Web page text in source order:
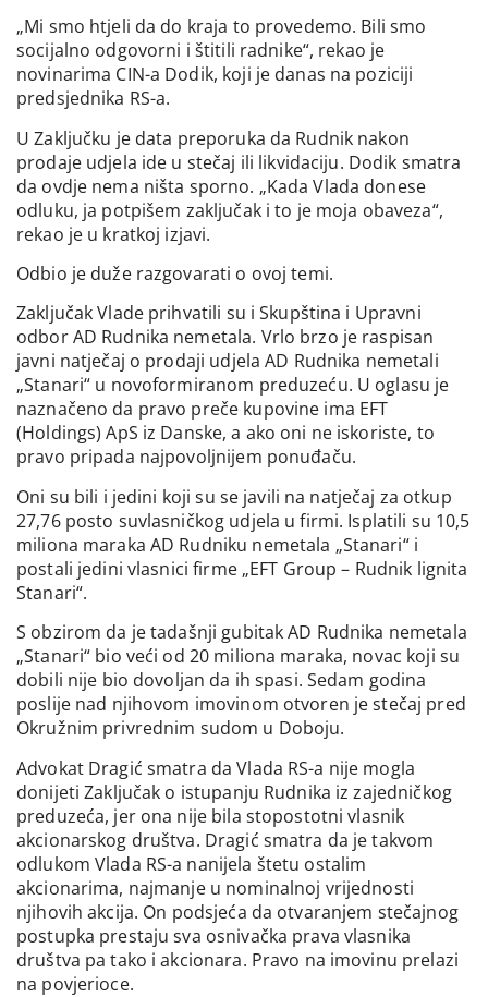
„Mi smo htjeli da do kraja to provedemo. Bili smo
socijalno odgovorni i štitili radnike“, rekao je
novinarima CIN-a Dodik, koji je danas na poziciji
predsjednika RS-a.
U Zaključku je data preporuka da Rudnik nakon
prodaje udjela ide u stečaj ili likvidaciju. Dodik smatra
da ovdje nema ništa sporno. „Kada Vlada donese
odluku, ja potpišem zaključak i to je moja obaveza“,
rekao je u kratkoj izjavi.
Odbio je duže razgovarati o ovoj temi.
Zaključak Vlade prihvatili su i Skupština i Upravni
odbor AD Rudnika nemetala. Vrlo brzo je raspisan
javni natječaj o prodaji udjela AD Rudnika nemetali
„Stanari“ u novoformiranom preduzeću. U oglasu je
naznačeno da pravo preče kupovine ima EFT
(Holdings) ApS iz Danske, a ako oni ne iskoriste, to
pravo pripada najpovoljnijem ponuđaču.
Oni su bili i jedini koji su se javili na natječaj za otkup
27,76 posto suvlasničkog udjela u firmi. Isplatili su 10,5
miliona maraka AD Rudniku nemetala „Stanari“ i
postali jedini vlasnici firme „EFT Group – Rudnik lignita
Stanari“.
S obzirom da je tadašnji gubitak AD Rudnika nemetala
„Stanari“ bio veći od 20 miliona maraka, novac koji su
dobili nije bio dovoljan da ih spasi. Sedam godina
poslije nad njihovom imovinom otvoren je stečaj pred
Okružnim privrednim sudom u Doboju.
Advokat Dragić smatra da Vlada RS-a nije mogla
donijeti Zaključak o istupanju Rudnika iz zajedničkog
preduzeća, jer ona nije bila stopostotni vlasnik
akcionarskog društva. Dragić smatra da je takvom
odlukom Vlada RS-a nanijela štetu ostalim
akcionarima, najmanje u nominalnoj vrijednosti
njihovih akcija. On podsjeća da otvaranjem stečajnog
postupka prestaju sva osnivačka prava vlasnika
društva pa tako i akcionara. Pravo na imovinu prelazi
na povjerioce.